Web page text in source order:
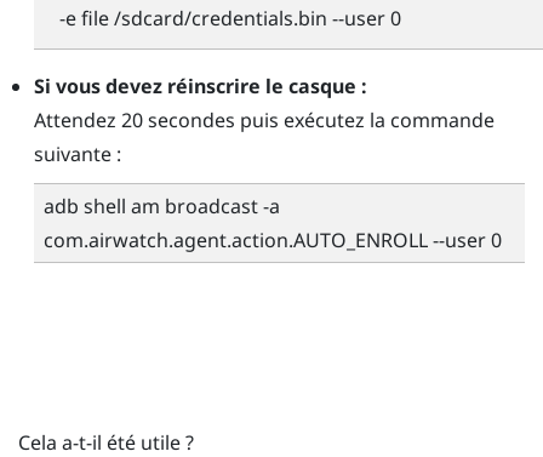
-e file /sdcard/credentials.bin --user 0
Si vous devez réinscrire le casque :
Attendez 20 secondes puis exécutez la commande
suivante :
adb shell am broadcast -a
com.airwatch.agent.action.AUTO_ENROLL --user 0
Cela a-t-il été utile ?